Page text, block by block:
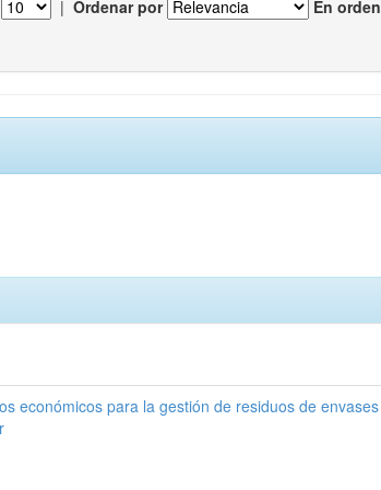
| Ordenar por En orden
económicos para la gestión de residuos de envases